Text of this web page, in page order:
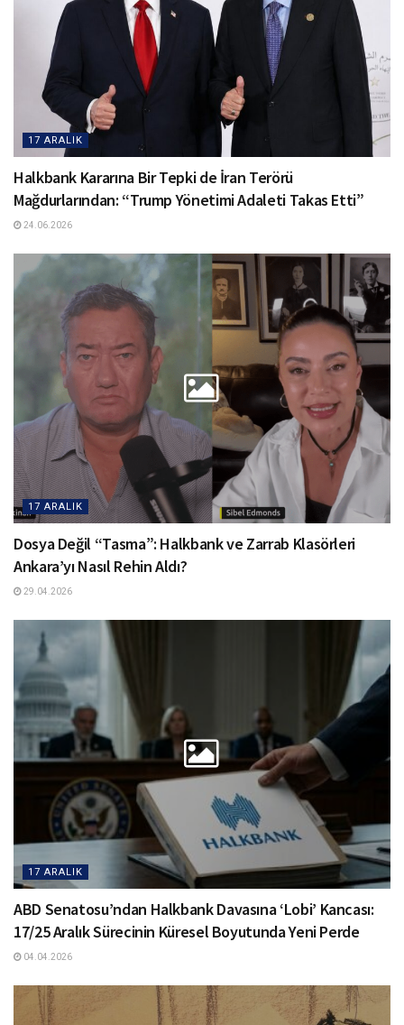
17 ARALIK
Halkbank Kararına Bir Tepki de İran Terörü
Mağdurlarından: “Trump Yönetimi Adaleti Takas Etti”
24.06.2026
17 ARALIK
Dosya Değil “Tasma”: Halkbank ve Zarrab Klasörleri
Ankara’yı Nasıl Rehin Aldı?
29.04.2026
17 ARALIK
ABD Senatosu’ndan Halkbank Davasına ‘Lobi’ Kancası:
17/25 Aralık Sürecinin Küresel Boyutunda Yeni Perde
04.04.2026